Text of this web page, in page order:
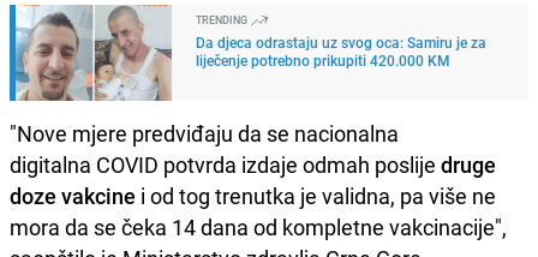
TRENDING
Da djeca odrastaju uz svog oca: Samiru je za
liječenje potrebno prikupiti 420.000 KM
"Nove mjere predviđaju da se nacionalna
digitalna COVID potvrda izdaje odmah poslije druge
doze vakcine i od tog trenutka je validna, pa više ne
mora da se čeka 14 dana od kompletne vakcinacije",